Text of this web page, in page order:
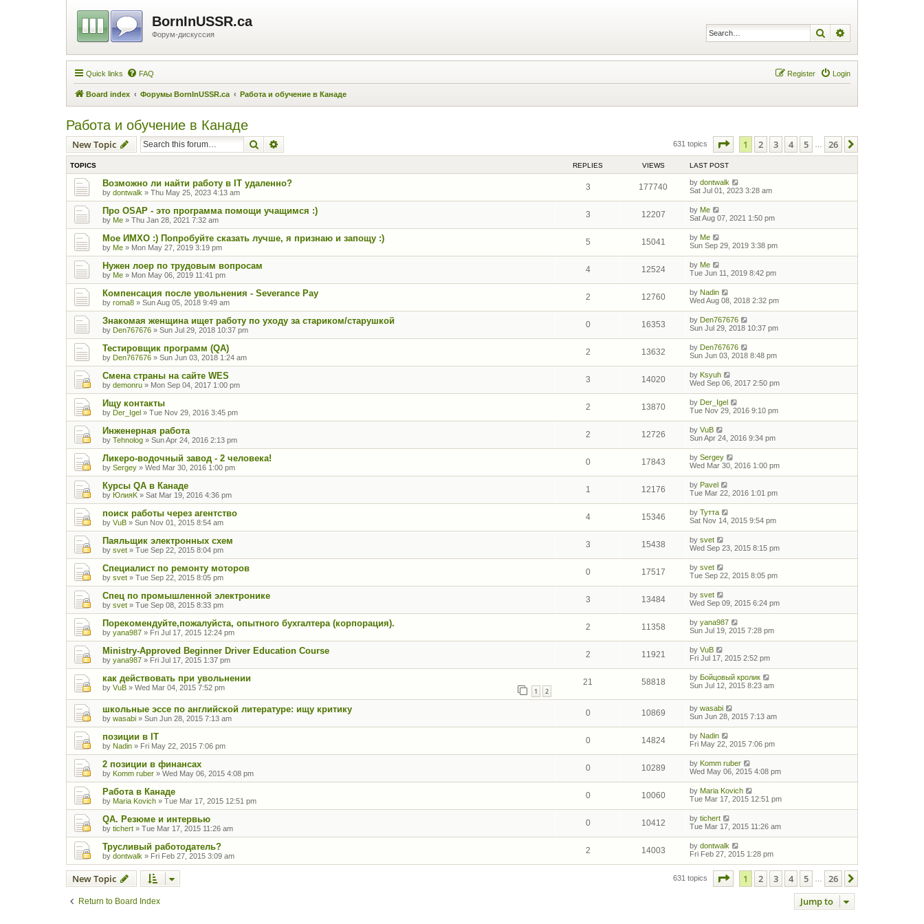
BornInUSSR.ca
Форум-дискуссия Search
Quick links FAQ Login
Register
Board index Форумы BornInUSSR.ca Работа и обучение в Канаде
Работа и обучение в Канаде
New Topic Search 631 topics Page of 26
1 2 3 4 5 26
TOPICS REPLIES VIEWS LAST POST
Возможно ли найти работу в IT удаленно?
by dontwalk » Thu May 25, 2023 4:13 am
3 177740 by dontwalk
Sat Jul 01, 2023 3:28 am
Про OSAP - это программа помощи учащимся :)
by Me » Thu Jan 28, 2021 7:32 am
3 12207 by Me
Sat Aug 07, 2021 1:50 pm
Мое ИМХО :) Попробуйте сказать лучше, я признаю и запощу :)
by Me » Mon May 27, 2019 3:19 pm
5 15041 by Me
Sun Sep 29, 2019 3:38 pm
Нужен лоер по трудовым вопросам
by Me » Mon May 06, 2019 11:41 pm
4 12524 by Me
Tue Jun 11, 2019 8:42 pm
Компенсация после увольнения - Severance Pay
by roma8 » Sun Aug 05, 2018 9:49 am
2 12760 by Nadin
Wed Aug 08, 2018 2:32 pm
Знакомая женщина ищет работу по уходу за стариком/старушкой
by Den767676 » Sun Jul 29, 2018 10:37 pm
0 16353 by Den767676
Sun Jul 29, 2018 10:37 pm
Тестировщик программ (QA)
by Den767676 » Sun Jun 03, 2018 1:24 am
2 13632 by Den767676
Sun Jun 03, 2018 8:48 pm
Смена страны на сайте WES
by demonru » Mon Sep 04, 2017 1:00 pm
3 14020 by Ksyuh
Wed Sep 06, 2017 2:50 pm
Ищу контакты
by Der_Igel » Tue Nov 29, 2016 3:45 pm
2 13870 by Der_Igel
Tue Nov 29, 2016 9:10 pm
Инженерная работа
by Tehnolog » Sun Apr 24, 2016 2:13 pm
2 12726 by VuB
Sun Apr 24, 2016 9:34 pm
Ликеро-водочный завод - 2 человека!
by Sergey » Wed Mar 30, 2016 1:00 pm
0 17843 by Sergey
Wed Mar 30, 2016 1:00 pm
Курсы QA в Канаде
by ЮлияK » Sat Mar 19, 2016 4:36 pm
1 12176 by Pavel
Tue Mar 22, 2016 1:01 pm
поиск работы через агентство
by VuB » Sun Nov 01, 2015 8:54 am
4 15346 by Тутта
Sat Nov 14, 2015 9:54 pm
Паяльщик электронных схем
by svet » Tue Sep 22, 2015 8:04 pm
3 15438 by svet
Wed Sep 23, 2015 8:15 pm
Специалист по ремонту моторов
by svet » Tue Sep 22, 2015 8:05 pm
0 17517 by svet
Tue Sep 22, 2015 8:05 pm
Спец по промышленной электронике
by svet » Tue Sep 08, 2015 8:33 pm
3 13484 by svet
Wed Sep 09, 2015 6:24 pm
Порекомендуйте,пожалуйста, опытного бухгалтера (корпорация).
by yana987 » Fri Jul 17, 2015 12:24 pm
2 11358 by yana987
Sun Jul 19, 2015 7:28 pm
Ministry-Approved Beginner Driver Education Course
by yana987 » Fri Jul 17, 2015 1:37 pm
2 11921 by VuB
Fri Jul 17, 2015 2:52 pm
как действовать при увольнении
by VuB » Wed Mar 04, 2015 7:52 pm 1 2
21 58818 by Бойцовый кролик
Sun Jul 12, 2015 8:23 am
школьные эссе по английской литературе: ищу критику
by wasabi » Sun Jun 28, 2015 7:13 am
0 10869 by wasabi
Sun Jun 28, 2015 7:13 am
позиции в IT
by Nadin » Fri May 22, 2015 7:06 pm
0 14824 by Nadin
Fri May 22, 2015 7:06 pm
2 позиции в финансах
by Komm ruber » Wed May 06, 2015 4:08 pm
0 10289 by Komm ruber
Wed May 06, 2015 4:08 pm
Работа в Канаде
by Maria Kovich » Tue Mar 17, 2015 12:51 pm
0 10060 by Maria Kovich
Tue Mar 17, 2015 12:51 pm
QA. Резюме и интервью
by tichert » Tue Mar 17, 2015 11:26 am
0 10412 by tichert
Tue Mar 17, 2015 11:26 am
Трусливый работодатель?
by dontwalk » Fri Feb 27, 2015 3:09 am
2 14003 by dontwalk
Fri Feb 27, 2015 1:28 pm
New Topic 631 topics Page of 26
1 2 3 4 5 26
Return to Board Index Jump to